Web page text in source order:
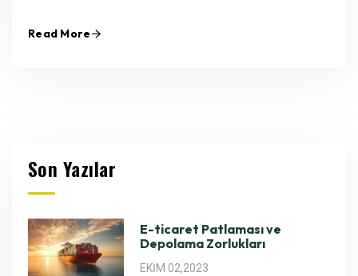
Read More
Son Yazılar
E-ticaret Patlaması ve
Depolama Zorlukları
EKIM 02,2023